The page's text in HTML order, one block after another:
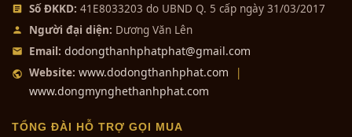
Số ĐKKD: 41E8033203 do UBND Q. 5 cấp ngày 31/03/2017
Người đại diện: Dương Văn Lên
Email: dodongthanhphatphat@gmail.com
Website: www.dodongthanhphat.com |
www.dongmynghethanhphat.com
TỔNG ĐÀI HỖ TRỢ GỌI MUA